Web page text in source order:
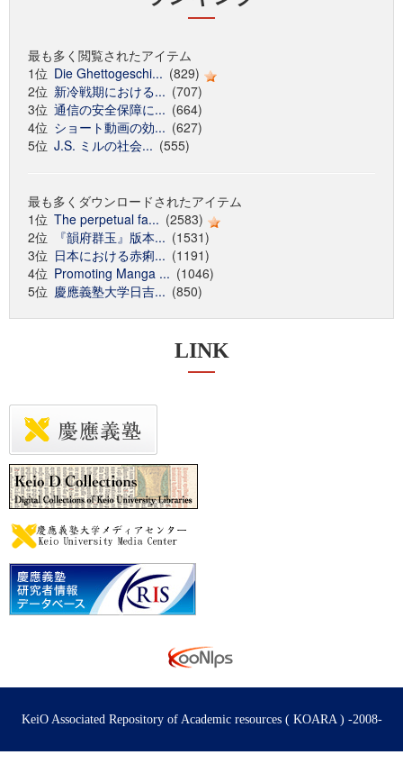
最も多く閲覧されたアイテム
1位 Die Ghettogeschi... (829)
2位 新冷戦期における... (707)
3位 通信の安全保障に... (664)
4位 ショート動画の効... (627)
5位 J.S. ミルの社会... (555)
最も多くダウンロードされたアイテム
1位 The perpetual fa... (2583)
2位
『韻府群玉』版本... (1531)
3位 日本における赤痢... (1191)
4位 Promoting Manga ... (1046)
5位 慶應義塾大学日吉... (850)
LINK
KeiO Associated Repository of Academic resources ( KOARA ) -2008-